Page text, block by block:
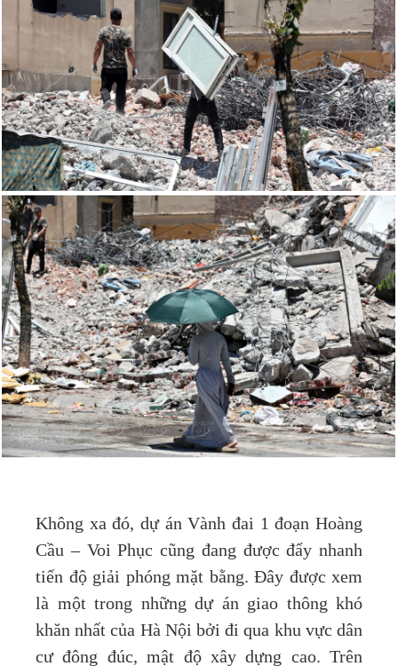
Không xa đó, dự án Vành đai 1 đoạn Hoàng
Cầu – Voi Phục cũng đang được đẩy nhanh
tiến độ giải phóng mặt bằng. Đây được xem
là một trong những dự án giao thông khó
khăn nhất của Hà Nội bởi đi qua khu vực dân
cư đông đúc, mật độ xây dựng cao. Trên